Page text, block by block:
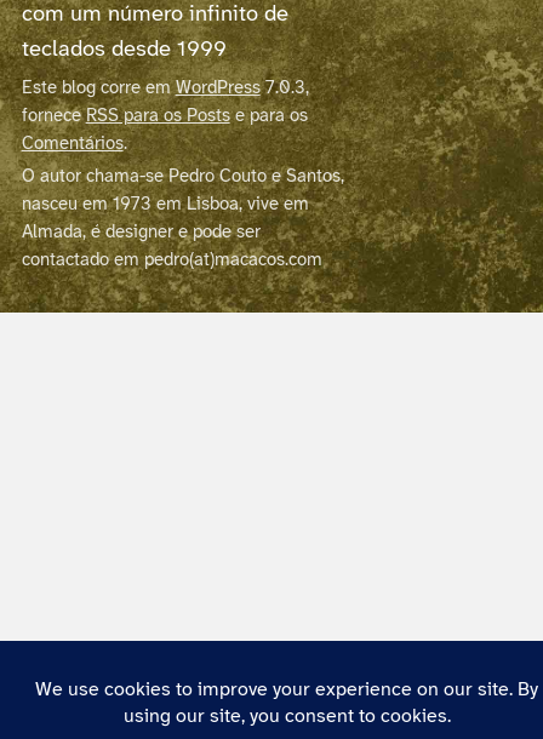
com um número infinito de
teclados desde 1999
Este blog corre emWordPress7.0.3,
forneceRSS para os Postse para os
Comentários.
O autor chama-se Pedro Couto e Santos,
nasceu em 1973 em Lisboa, vive em
Almada, é designer e pode ser
contactado em pedro(at)macacos.com